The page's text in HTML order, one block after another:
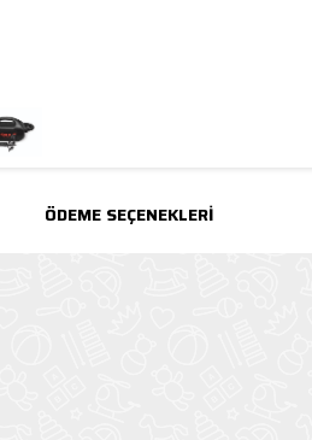
ÖDEME SEÇENEKLERI